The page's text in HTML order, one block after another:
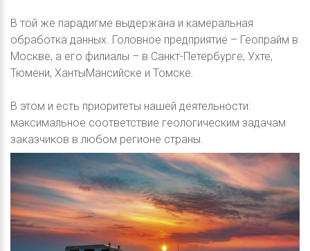
В той же парадигме выдержана и камеральная
обработка данных. Головное предприятие – Геопрайм в
Москве, а его филиалы – в Санкт-Петербурге, Ухте,
Тюмени, ХантыМансийске и Томске.
В этом и есть приоритеты нашей деятельности:
максимальное соответствие геологическим задачам
заказчиков в любом регионе страны.